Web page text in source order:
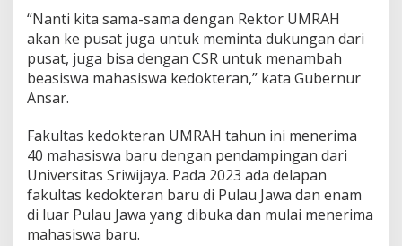
“Nanti kita sama-sama dengan Rektor UMRAH
akan ke pusat juga untuk meminta dukungan dari
pusat, juga bisa dengan CSR untuk menambah
beasiswa mahasiswa kedokteran,” kata Gubernur
Ansar.
Fakultas kedokteran UMRAH tahun ini menerima
40 mahasiswa baru dengan pendampingan dari
Universitas Sriwijaya. Pada 2023 ada delapan
fakultas kedokteran baru di Pulau Jawa dan enam
di luar Pulau Jawa yang dibuka dan mulai menerima
mahasiswa baru.